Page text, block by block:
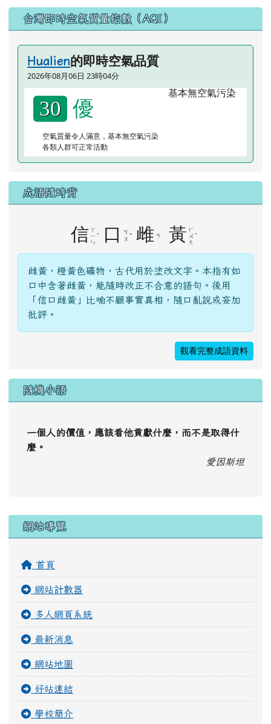
台灣即時空氣質量指數（AQI）
Hualien的即時空氣品質
2026年08月06日 23時04分
30 優
空氣質量令人滿意，基本無空氣污染
各類人群可正常活動
成語隨時背
信 ㄒ
ㄧ
ㄣ
ˋ 口
ㄎ
ㄡ ˇ 雌 ㄘ 黃 ㄏ
ㄨ
ㄤ
ˊ
雌黃，橙黃色礦物，古代用於塗改文字。本指有如
口中含著雌黃，能隨時改正不合意的語句。後用
「信口雌黃」比喻不顧事實真相，隨口亂說或妄加
批評。
觀看完整成語資料
隨機小語
一個人的價值，應該看他貢獻什麼，而不是取得什
麼。
愛因斯坦
右邊區域內容
網站導覽
首頁
網站計數器
多人網頁系統
最新消息
網站地圖
好站連結
學校簡介